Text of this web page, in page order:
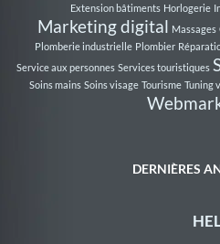
Extension bâtiments Horlogerie
Marketing digital Massages
Plomberie industrielle Plombier
Service aux personnes Services touristiques
Soins mains Soins visage Tourisme Tuning
DERNIÈRES